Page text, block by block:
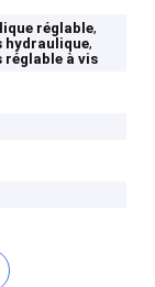
réglable,
hydraulique,
réglable à vis